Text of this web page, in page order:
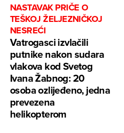
NASTAVAK PRIČE O
TEŠKOJ ŽELJEZNIČKOJ
NESREĆI
Vatrogasci izvlačili
putnike nakon sudara
vlakova kod Svetog
Ivana Žabnog: 20
osoba ozlijeđeno, jedna
prevezena
helikopterom